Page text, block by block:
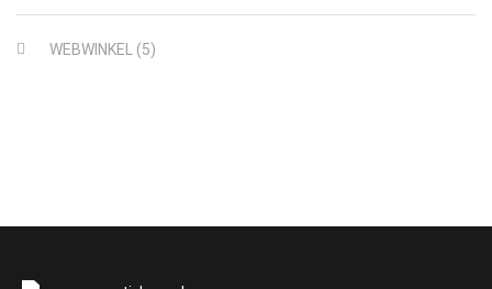
WEBWINKEL (5)